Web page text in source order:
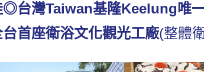
◎台灣Taiwan基隆Keelung唯
首座衛浴文化觀光工廠(整體